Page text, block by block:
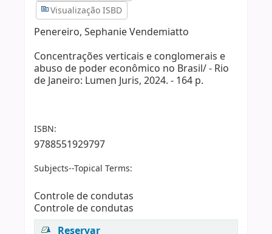
Visualização ISBD
Penereiro, Sephanie Vendemiatto
Concentrações verticais e conglomerais e
abuso de poder econômico no Brasil/ - Rio
de Janeiro: Lumen Juris, 2024. - 164 p.
ISBN:
9788551929797
Subjects--Topical Terms:
Controle de condutas
Controle de condutas
Reservar